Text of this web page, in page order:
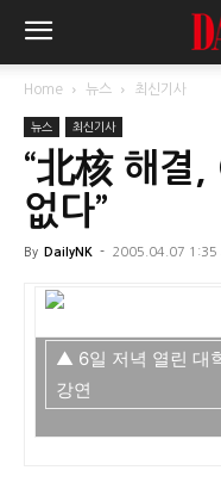
Home 뉴스 최신기사
뉴스 최신기사
“北核 해결,
없다”
By DailyNK - 2005.04.07 1:35
▲ 6일 저녁 열린 대
강연